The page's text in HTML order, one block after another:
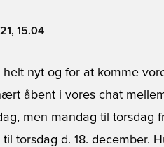
15.04
helt nyt og for at komme
åbent i vores chat
men mandag til torsdag
til torsdag d. 18. december.